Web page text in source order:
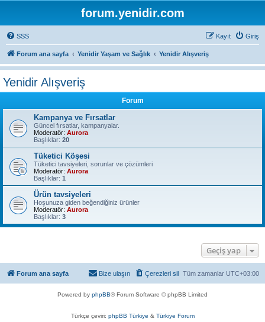
forum.yenidir.com
SSS Giriş
Kayıt
Forum ana sayfa Yenidir Yaşam ve Sağlık Yenidir Alışveriş
Yenidir Alışveriş
Forum
Kampanya ve Fırsatlar
Güncel fırsatlar, kampanyalar.
Moderatör: Aurora
Başlıklar: 20
Tüketici Köşesi
Tüketici tavsiyeleri, sorunlar ve çözümleri
Moderatör: Aurora
Başlıklar: 1
Ürün tavsiyeleri
Hoşunuza giden beğendiğiniz ürünler
Moderatör: Aurora
Başlıklar: 3
Geçiş yap
Forum ana sayfa Tüm zamanlar UTC+03:00
Çerezleri sil
Bize ulaşın
Powered by phpBB® Forum Software © phpBB Limited
Türkçe çeviri: phpBB Türkiye & Türkiye Forum